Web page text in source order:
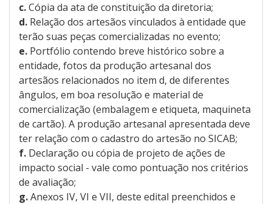
c.Cópia da ata de constituição da diretoria;
d. Relação dos artesãos vinculados à entidade que
terão suas peças comercializadas no evento;
e. Portfólio contendo breve histórico sobre a
entidade, fotos da produção artesanal dos
artesãos relacionados no item d, de diferentes
ângulos, em boa resolução e material de
comercialização (embalagem e etiqueta, maquineta
de cartão). A produção artesanal apresentada deve
ter relação com o cadastro do artesão no SICAB;
f. Declaração ou cópia de projeto de ações de
impacto social - vale como pontuação nos critérios
de avaliação;
g.Anexos IV, VI e VII, deste edital preenchidos e